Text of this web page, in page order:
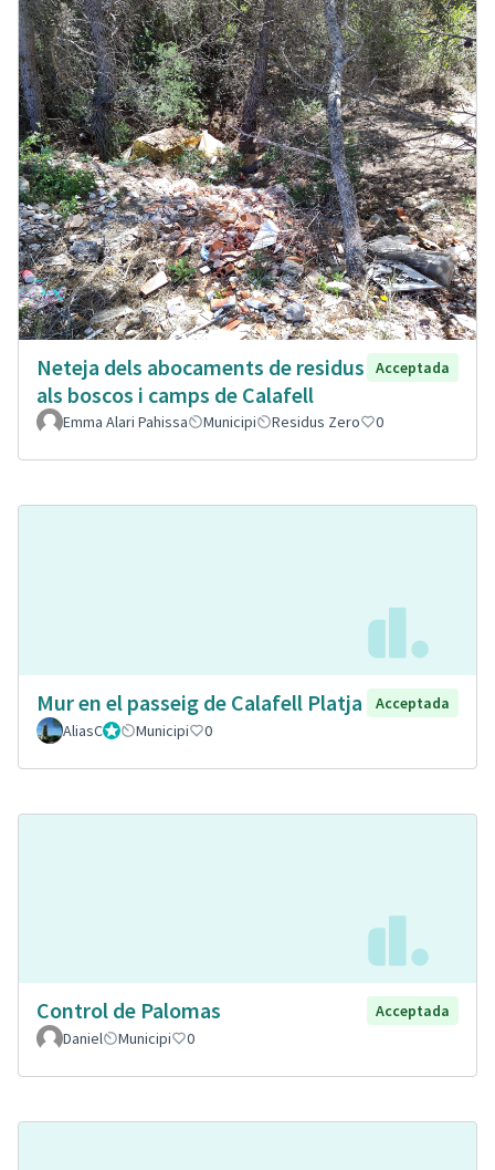
Neteja dels abocaments de residus
als boscos i camps de Calafell
Acceptada
Emma Alari Pahissa Municipi Residus Zero 0
Mur en el passeig de Calafell Platja
Acceptada
AliasCGestorMunicipi 0
Control de Palomas
Acceptada
Daniel
Municipi 0